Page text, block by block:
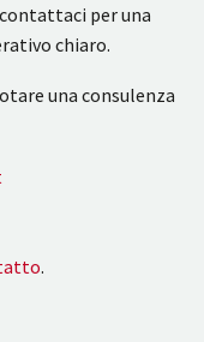
per una
chiaro.
una consulenza
.